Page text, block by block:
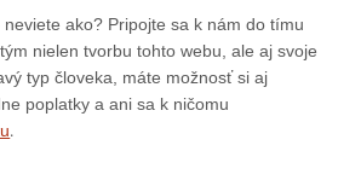
ako? Pripojte sa k nám do tímu
nielen tvorbu tohto webu, ale aj svoje
typ človeka, máte možnosť si aj
poplatky a ani sa k ničomu
.